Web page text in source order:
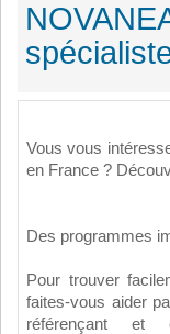
Vous vous
en France ?
Des programmes
Pour trouver
faites-vous aider
référençant et